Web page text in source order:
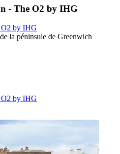
- The O2 by IHG
O2 by IHG
la péninsule de Greenwich
O2 by IHG